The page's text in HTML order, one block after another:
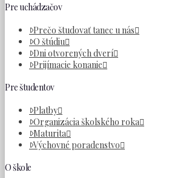
Pre uchádzačov
Prečo študovať tanec u nás
O štúdiu
Dni otvorených dverí
Prijímacie konanie
Pre študentov
Platby
Organizácia školského roka
Maturita
Výchovné poradenstvo
O škole